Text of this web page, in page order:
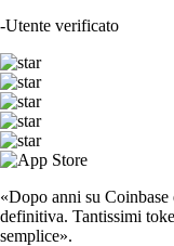
-Utente verificato
«Dopo anni su
definitiva. Tantissimi
semplice».